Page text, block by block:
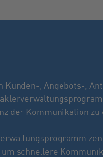
Kunden-, Angebots-,
der Kommunikation zu
schnellere